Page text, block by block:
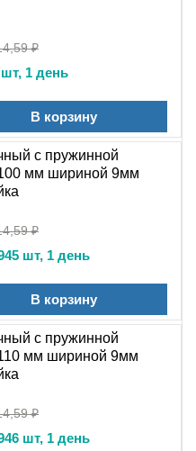
₽
1 день
В корзину
с пружинной
мм шириной 9мм
₽
шт, 1 день
В корзину
с пружинной
мм шириной 9мм
₽
шт, 1 день